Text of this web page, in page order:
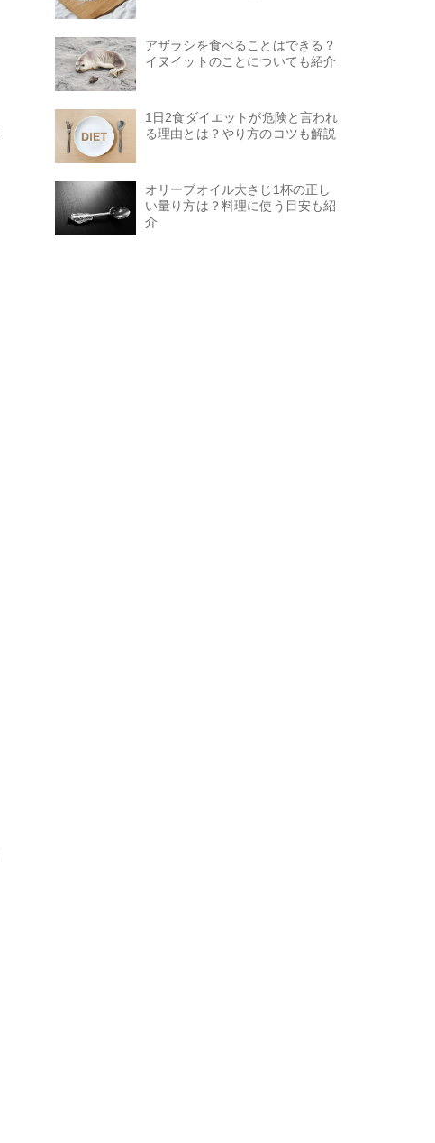
アザラシを食べることはできる？
イヌイットのことについても紹介
1日2食ダイエットが危険と言われ
る理由とは？やり方のコツも解説
オリーブオイル大さじ1杯の正し
い量り方は？料理に使う目安も紹
介